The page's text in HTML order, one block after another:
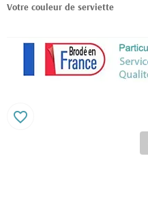
Votre couleur de serviette
favorite_border